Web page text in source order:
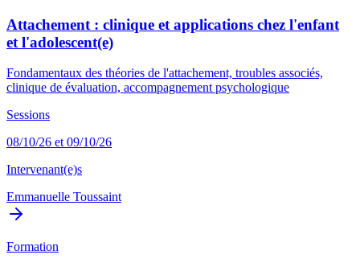
Attachement : clinique et applications chez l'enfant
et l'adolescent(e)
Fondamentaux des théories de l'attachement, troubles associés,
clinique de évaluation, accompagnement psychologique
Sessions
08/10/26 et 09/10/26
Intervenant(e)s
Emmanuelle Toussaint
Formation